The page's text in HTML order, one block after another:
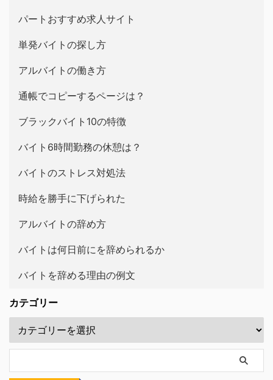
パートおすすめ求人サイト
単発バイトの探し方
アルバイトの働き方
通帳でコピーするページは？
ブラックバイト10の特徴
バイト6時間勤務の休憩は？
バイトのストレス対処法
時給を勝手に下げられた
アルバイトの辞め方
バイトは何日前にを辞められるか
バイトを辞める理由の例文
カテゴリー